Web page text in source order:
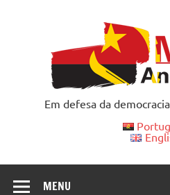
Em defesa da
MENU